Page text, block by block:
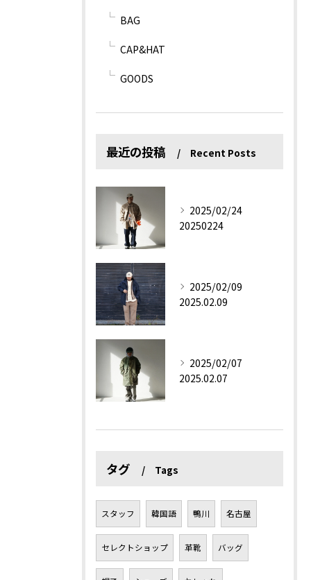
BAG
CAP&HAT
GOODS
最近の投稿 Recent Posts
2025/02/24
20250224
2025/02/09
2025.02.09
2025/02/07
2025.02.07
タグ Tags
スタッフ 韓国語 鴨川 名古屋
セレクトショップ 革靴 バッグ